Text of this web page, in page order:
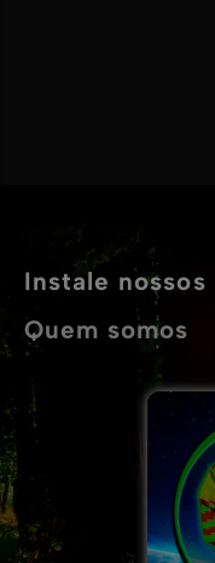
Instale
Quem somos